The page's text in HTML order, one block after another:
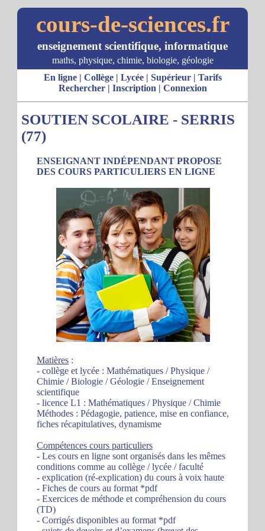
cours-de-sciences.fr
enseignement scientifique, informatique
maths, physique, chimie, biologie, géologie
En ligne| Collège| Lycée| Supérieur| Tarifs
Rechercher| Inscription | Connexion
SOUTIEN SCOLAIRE - SERRIS
(77)
ENSEIGNANT INDÉPENDANT PROPOSE
DES COURS PARTICULIERS EN LIGNE
Matières :
- collège et lycée : Mathématiques / Physique /
Chimie / Biologie / Géologie / Enseignement
scientifique
- licence L1 : Mathématiques / Physique / Chimie
Méthodes : Pédagogie, patience, mise en confiance,
fiches récapitulatives, dynamisme
Compétences cours particuliers
- Les cours en ligne sont organisés dans les mêmes
conditions comme au collège / lycée / faculté
- explication (ré-explication) du cours à voix haute
- Fiches de cours au format *pdf
- Exercices de méthode et compréhension du cours
(TD)
- Corrigés disponibles au format *pdf